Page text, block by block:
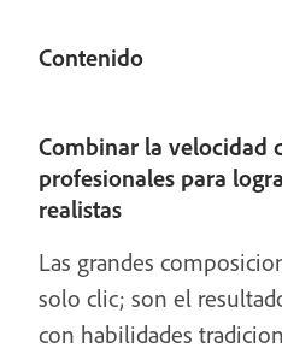
Contenido
Combinar la velocidad
profesionales para
realistas
Las grandes
solo clic; son el
con habilidades